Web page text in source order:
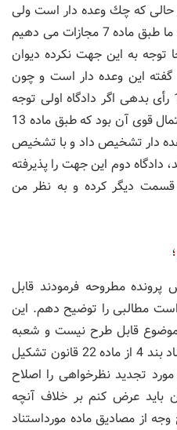
كه چك وعده دار است ولی
چو شاكی اطاعت از آن نظر نكرده ما طبق ماده 7 مجازات می دهیم
توجه به این جهت نكرده دیوان
این وعده دار است و چون
وعده دار است باید طبق ماده 13 رأی بدهی اگر دادگاه اولی توجه
داشت و وعده دار می دانست احتمال قوی آن بود كه طبق ماده 13
دار تشخیص داد و با تشخیص
دوم این جهت را پذیرفته
قسمت دیگر كرده و به نظر من
مطروحه فرمودند قابل
است مطالبی را توضیح دهم. این
موضوع قابل طرح نیست و شعبه
دیوان عالی كشور بایستی به استناد بند 4 از ماده 22 قانون تشكیل
تجدید نظرخواهی را اصلاح
باید عرض كنم بر خلاف آنچه
از مصادیق ماده مورداستناد